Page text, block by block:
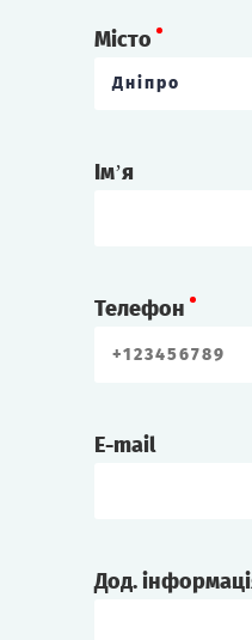
Місто
Дніпро
Ім’я
Телефон
E-mail
Дод.